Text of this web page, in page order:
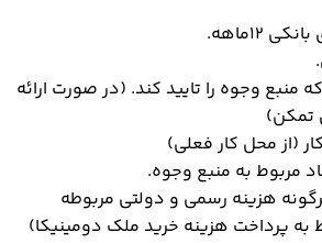
۱۲ماهه.
وجوه را تایید کند. (در صورت ارائه
تمکن)
(از محل کار فعلی)
مربوط به منبع وجوه.
هزینه رسمی و دولتی مربوطه
به پرداخت هزینه خرید ملک دومینیکا)